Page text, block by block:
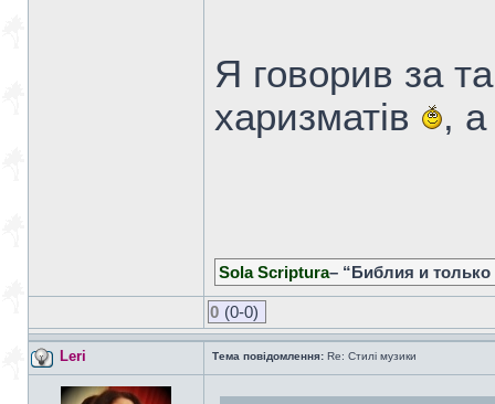
Я говорив за
харизматів
,
Sola Scriptura– “Библия и
0 (0-0)
Leri Тема повідомлення: Re: Стилі музики